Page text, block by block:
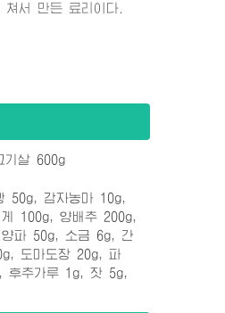
서 만든 료리이다.
살 600g
50g, 감자농마 10g,
100g, 양배추 200g,
파 50g, 소금 6g, 간
도마도장 20g, 파
후추가루 1g, 잣 5g,